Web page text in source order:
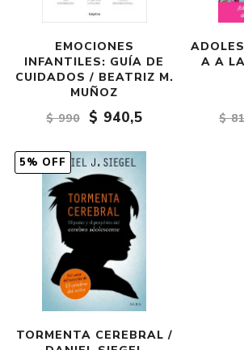
EMOCIONES
INFANTILES: GUÍA DE
CUIDADOS / BEATRIZ M.
MUÑOZ
$ 990
$ 940,5
A A
$
5% OFF
TORMENTA CEREBRAL /